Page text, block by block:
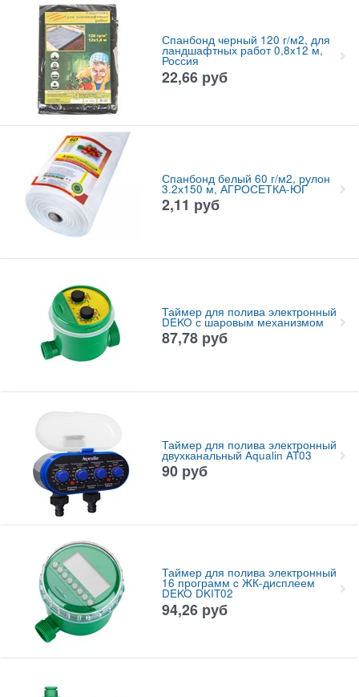
Спанбонд черный 120 г/м2, для
ландшафтных работ 0,8x12 м,
Россия
22,66 руб
Спанбонд белый 60 г/м2, рулон
3.2х150 м, АГРОСЕТКА-ЮГ
2,11 руб
Таймер для полива электронный
DEKO с шаровым механизмом
87,78 руб
Таймер для полива электронный
двухканальный Aqualin AT03
90 руб
Таймер для полива электронный
16 программ c ЖК-дисплеем
DEKO DKIT02
94,26 руб